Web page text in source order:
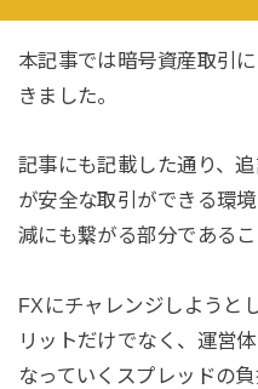
本記事では暗号資産取引
きました。
記事にも記載した通り、
が安全な取引ができる環
減にも繋がる部分であるこ
FXにチャレンジしようと
リットだけでなく、運営
なっていくスプレッドの